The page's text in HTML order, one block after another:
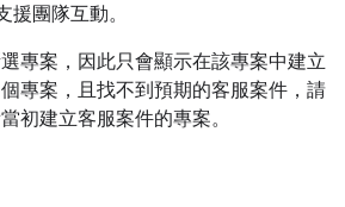
援團隊互動。
專案，因此只會顯示在該專案中建立
專案，且找不到預期的客服案件，請
初建立客服案件的專案。